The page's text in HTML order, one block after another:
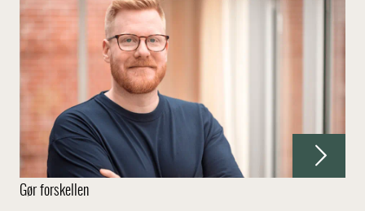
Gør forskellen